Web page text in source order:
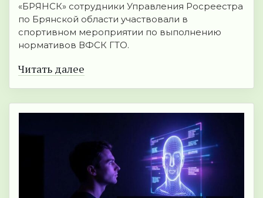
«БРЯНСК» сотрудники Управления Росреестра
по Брянской области участвовали в
спортивном мероприятии по выполнению
нормативов ВФСК ГТО.
Читать далее